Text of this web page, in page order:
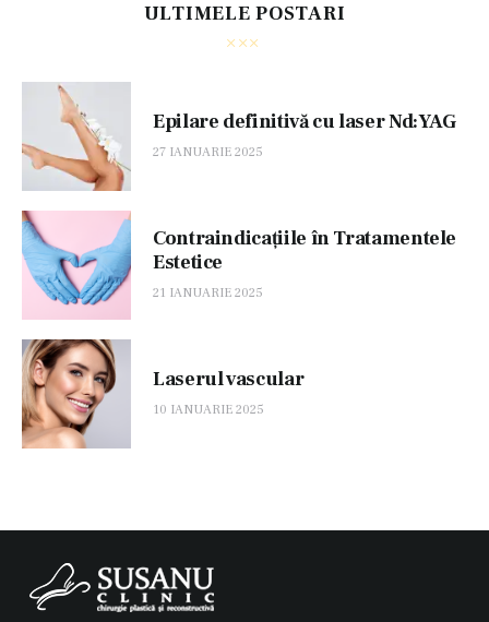
ULTIMELE POSTARI
Epilare definitivă cu laser Nd:YAG
27 IANUARIE 2025
Contraindicațiile în Tratamentele
Estetice
21 IANUARIE 2025
Laserul vascular
10 IANUARIE 2025